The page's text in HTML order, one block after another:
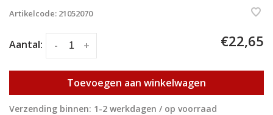
Artikelcode: 21052070
Aantal: +
- €22,65
Toevoegen aan winkelwagen
Verzending binnen: 1-2 werkdagen / op voorraad